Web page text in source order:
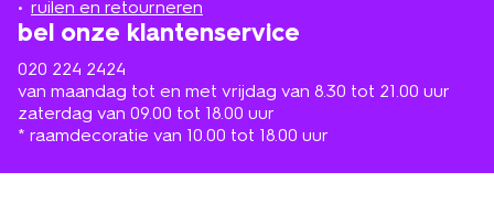
ruilen en retourneren
bel onze klantenservice
020 224 2424
van maandag tot en met vrijdag van 8.30 tot 21.00 uur
zaterdag van 09.00 tot 18.00 uur
* raamdecoratie van 10.00 tot 18.00 uur